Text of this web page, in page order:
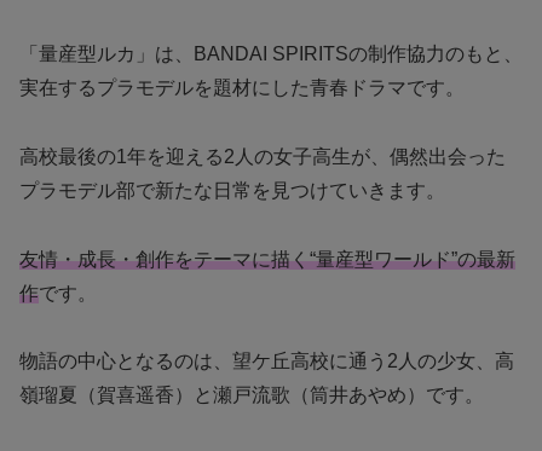
「量産型ルカ」は、BANDAI SPIRITSの制作協力のもと、
実在するプラモデルを題材にした青春ドラマです。
高校最後の1年を迎える2人の女子高生が、偶然出会った
プラモデル部で新たな日常を見つけていきます。
友情・成長・創作をテーマに描く“量産型ワールド”の最新
作です。
物語の中心となるのは、望ケ丘高校に通う2人の少女、高
嶺瑠夏（賀喜遥香）と瀬戸流歌（筒井あやめ）です。